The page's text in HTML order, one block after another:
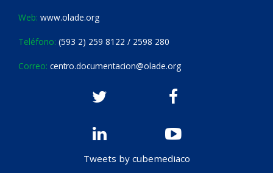
Web: www.olade.org
Teléfono: (593 2) 259 8122 / 2598 280
Correo: centro.documentacion@olade.org
Tweets by cubemediaco